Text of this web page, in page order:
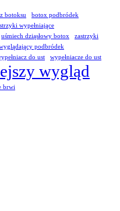
botoksu
botox podbródek
wypełniające
uśmiech dziąsłowy botox
zastrzyki
podbródek
do ust wypełniacze do ust
wygląd
brwi